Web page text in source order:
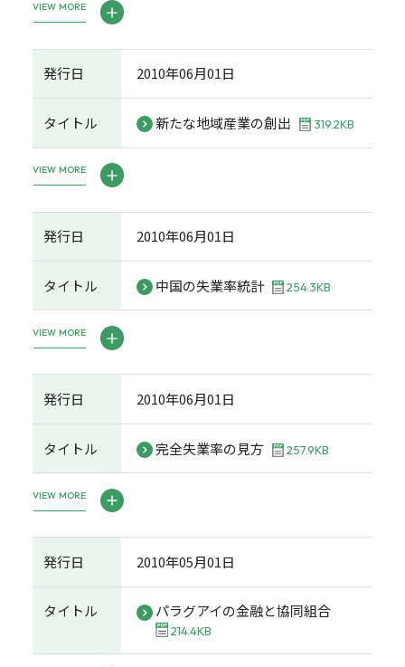
VIEW MORE
発行日 2010年06月01日
タイトル 新たな地域産業の創出 319.2KB
VIEW MORE
発行日 2010年06月01日
タイトル 中国の失業率統計 254.3KB
VIEW MORE
発行日 2010年06月01日
タイトル 完全失業率の見方 257.9KB
VIEW MORE
発行日 2010年05月01日
タイトル パラグアイの金融と協同組合
214.4KB